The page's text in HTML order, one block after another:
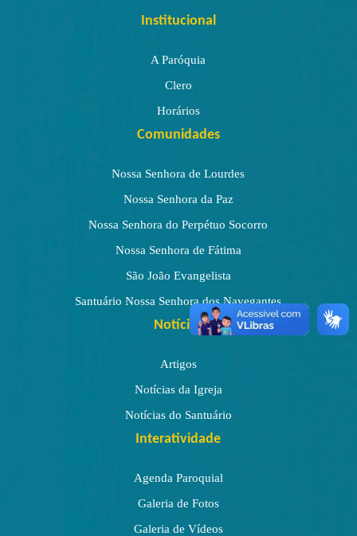
Institucional
A Paróquia
Clero
Horários
Comunidades
Nossa Senhora de Lourdes
Nossa Senhora da Paz
Nossa Senhora do Perpétuo Socorro
Nossa Senhora de Fátima
São João Evangelista
Santuário Nossa Senhora dos Navegantes
Notícias
Artigos
Notícias da Igreja
Notícias do Santuário
Interatividade
Agenda Paroquial
Galeria de Fotos
Galeria de Vídeos